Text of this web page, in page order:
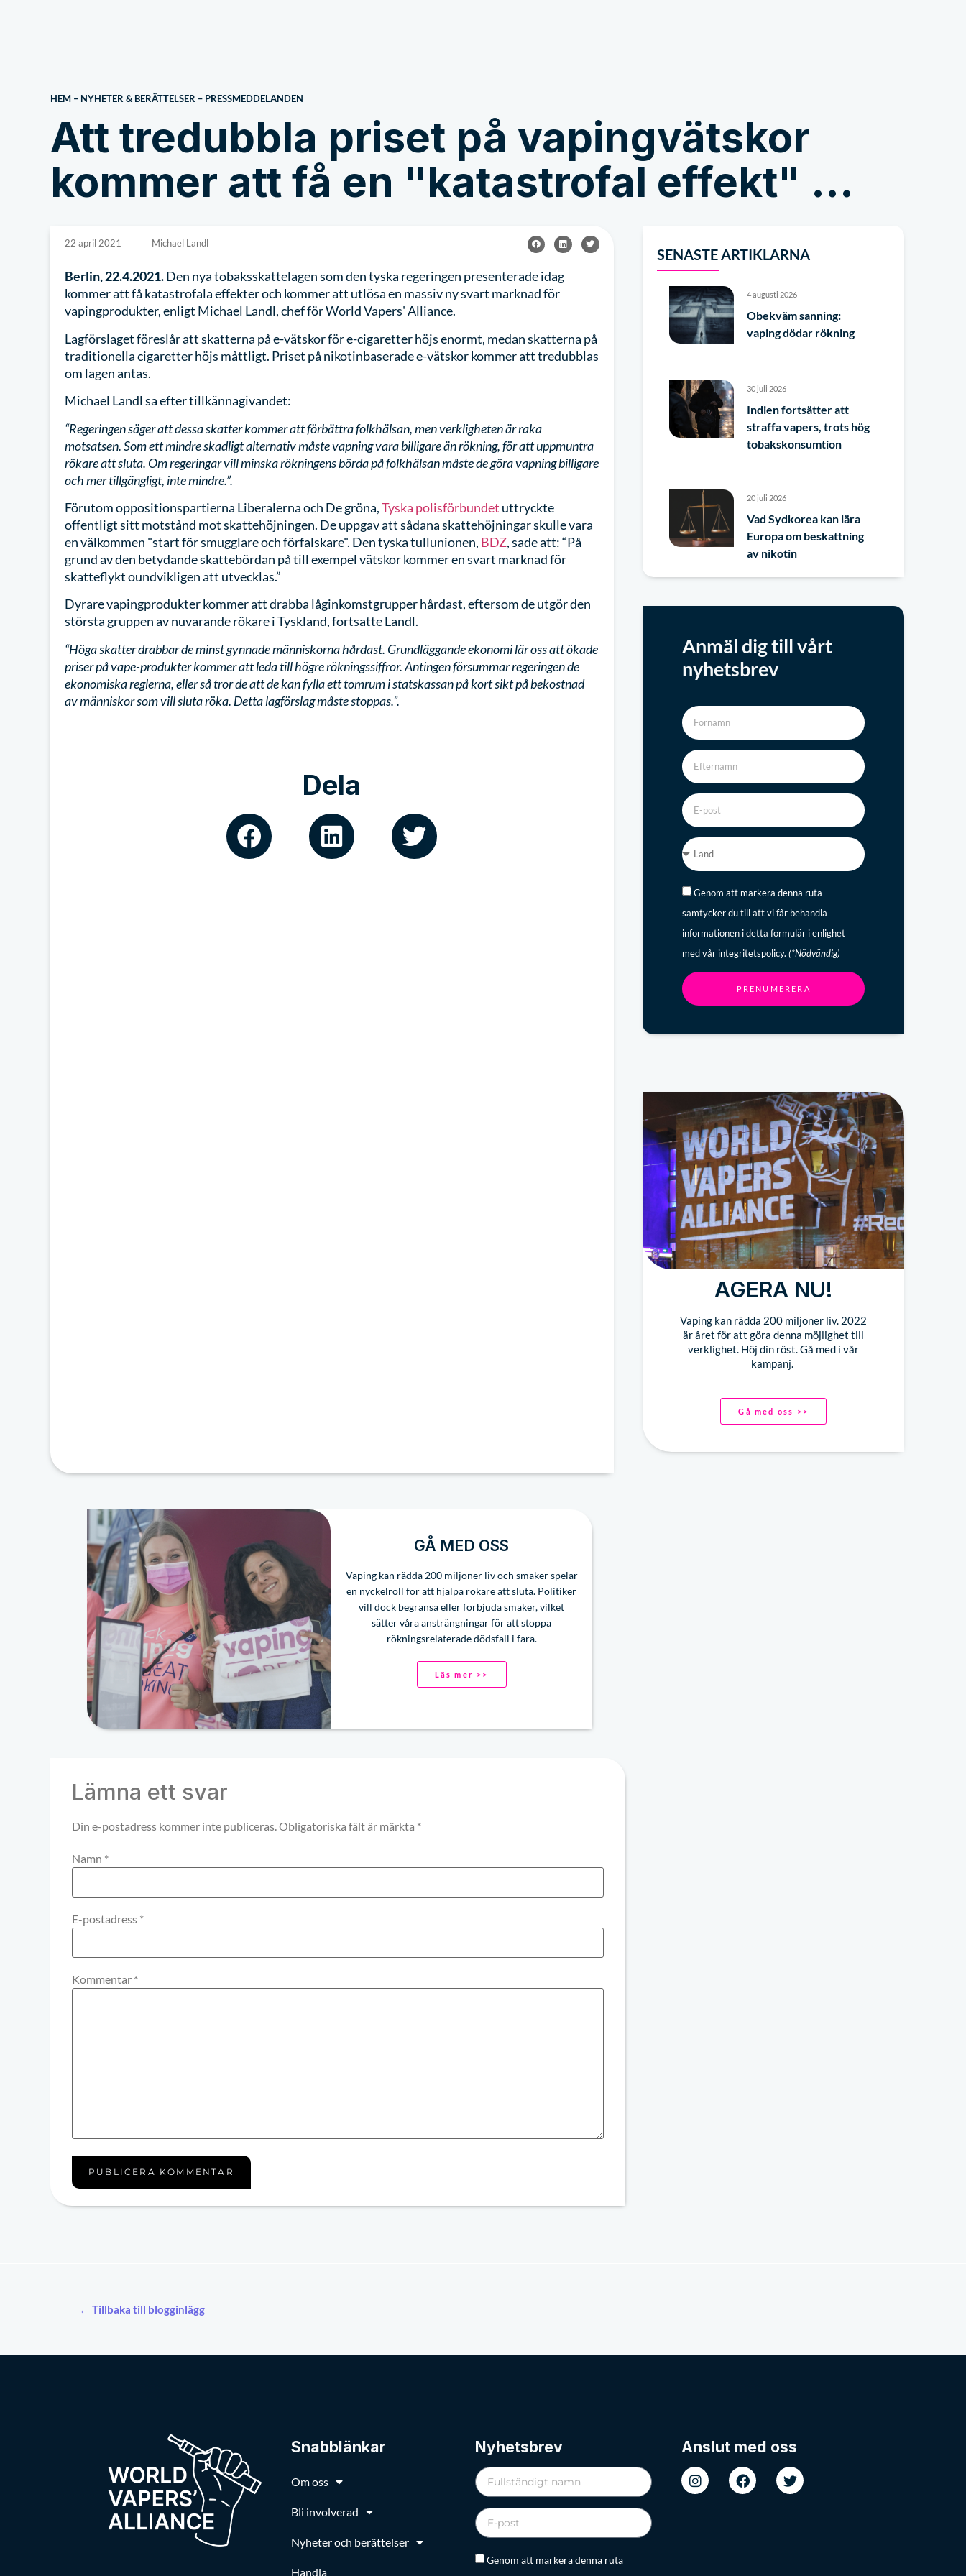
HEM – NYHETER & BERÄTTELSER – PRESSMEDDELANDEN
Att tredubbla priset på vapingvätskor
kommer att få en "katastrofal effekt" ...
22 april 2021 Michael Landl
Berlin, 22.4.2021.Den nya tobaksskattelagen som den tyska regeringen presenterade idag
kommer att få katastrofala effekter och kommer att utlösa en massiv ny svart marknad för
vapingprodukter, enligt Michael Landl, chef för World Vapers' Alliance.
Lagförslaget föreslår att skatterna på e-vätskor för e-cigaretter höjs enormt, medan skatterna på
traditionella cigaretter höjs måttligt. Priset på nikotinbaserade e-vätskor kommer att tredubblas
om lagen antas.
Michael Landl sa efter tillkännagivandet:
“Regeringen säger att dessa skatter kommer att förbättra folkhälsan, men verkligheten är raka
motsatsen. Som ett mindre skadligt alternativ måste vapning vara billigare än rökning, för att uppmuntra
rökare att sluta. Om regeringar vill minska rökningens börda på folkhälsan måste de göra vapning billigare
och mer tillgängligt, inte mindre.”.
Förutom oppositionspartierna Liberalerna och De gröna,Tyska polisförbundet uttryckte
offentligt sitt motstånd mot skattehöjningen. De uppgav att sådana skattehöjningar skulle vara
en välkommen "start för smugglare och förfalskare". Den tyska tullunionen, BDZ, sade att: “På
grund av den betydande skattebördan på till exempel vätskor kommer en svart marknad för
skatteflykt oundvikligen att utvecklas.”
Dyrare vapingprodukter kommer att drabba låginkomstgrupper hårdast, eftersom de utgör den
största gruppen av nuvarande rökare i Tyskland, fortsatte Landl.
“Höga skatter drabbar de minst gynnade människorna hårdast. Grundläggande ekonomi lär oss att ökade
priser på vape-produkter kommer att leda till högre rökningssiffror. Antingen försummar regeringen de
ekonomiska reglerna, eller så tror de att de kan fylla ett tomrum i statskassan på kort sikt på bekostnad
av människor som vill sluta röka. Detta lagförslag måste stoppas.”.
Dela
SENASTE ARTIKLARNA
4 augusti 2026
Obekväm sanning:
vaping dödar rökning
30 juli 2026
Indien fortsätter att
straffa vapers, trots hög
tobakskonsumtion
20 juli 2026
Vad Sydkorea kan lära
Europa om beskattning
av nikotin
Anmäl dig till vårt
nyhetsbrev
Genom att markera denna ruta
samtycker du till att vi får behandla
informationen i detta formulär i enlighet
med vår integritetspolicy. (*Nödvändig)
PRENUMERERA
AGERA NU!
Vaping kan rädda 200 miljoner liv. 2022
är året för att göra denna möjlighet till
verklighet. Höj din röst. Gå med i vår
kampanj.
Gå med oss >>
GÅ MED OSS
Vaping kan rädda 200 miljoner liv och smaker spelar
en nyckelroll för att hjälpa rökare att sluta. Politiker
vill dock begränsa eller förbjuda smaker, vilket
sätter våra ansträngningar för att stoppa
rökningsrelaterade dödsfall i fara.
Läs mer >>
Lämna ett svar
Din e-postadress kommer inte publiceras.Obligatoriska fält är märkta *
Namn *
E-postadress *
Kommentar *
← Tillbaka till blogginlägg
Snabblänkar
Om oss
Bli involverad
Nyheter och berättelser
Handla
Nyhetsbrev
Genom att markera denna ruta
Anslut med oss